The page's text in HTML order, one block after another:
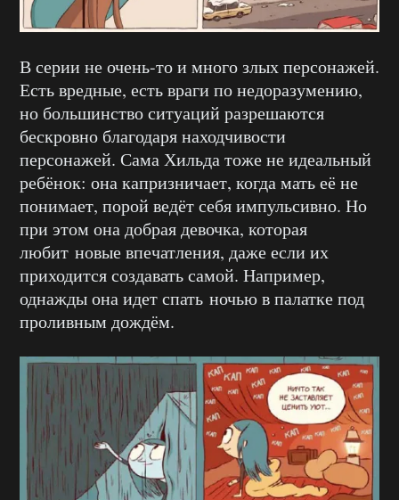
В серии не очень-то и много злых персонажей.
Есть вредные, есть враги по недоразумению,
но большинство ситуаций разрешаются
бескровно благодаря находчивости
персонажей. Сама Хильда тоже не идеальный
ребёнок: она капризничает, когда мать её не
понимает, порой ведёт себя импульсивно. Но
при этом она добрая девочка, которая
любит новые впечатления, даже если их
приходится создавать самой. Например,
однажды она идет спать ночью в палатке под
проливным дождём.